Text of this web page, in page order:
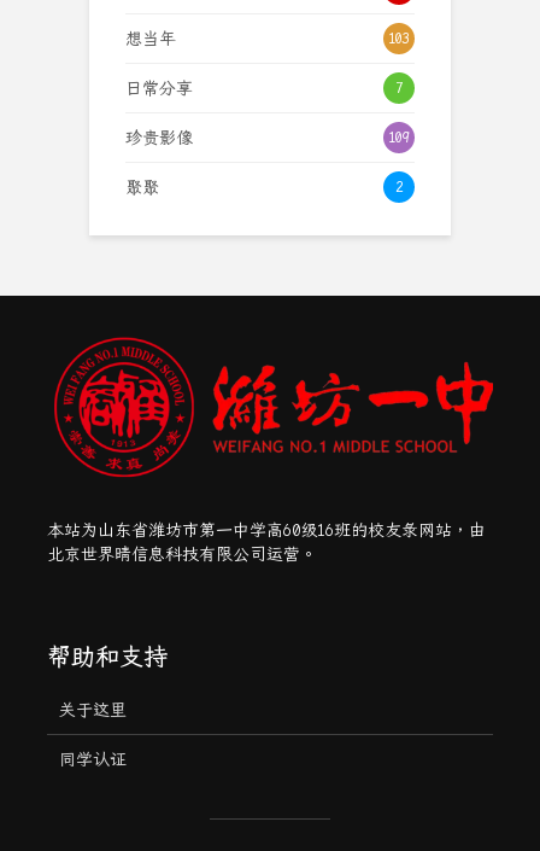
想当年 103
日常分享 7
珍贵影像 109
聚聚 2
本站为山东省潍坊市第一中学高60级16班的校友录网站，由
北京世界晴信息科技有限公司运营。
帮助和支持
关于这里
同学认证